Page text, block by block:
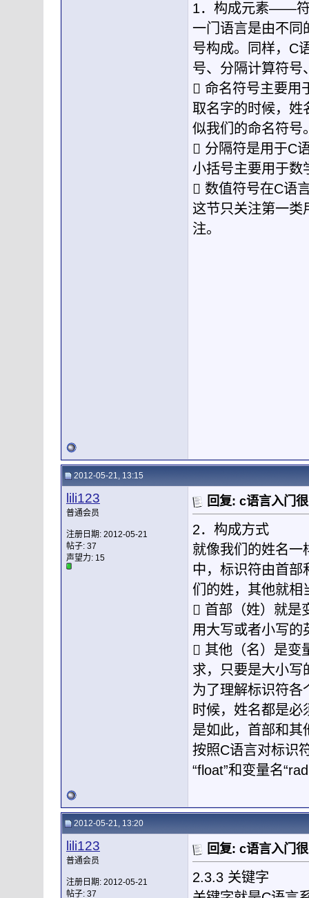
1．构成元素——
一门语言是由不同
号构成。同样，C
号、分隔计算符号
 命名符号主要用
取名字的时候，姓
似我们的命名符号
 分隔符是用于C
小括号主要用于数
 数值符号在C语
这节只关注第一类
注。
2012-05-21, 13:15
lili123
普通会员
注册日期: 2012-05-21
帖子: 37
声望力: 15
回复: c语言入门
2．构成方式
就像我们的姓名一
中，标识符由首部
们的姓，其他就相
 首部（姓）就是
用大写或者小写的
 其他（名）是变
求，只要是大小写
为了理解标识符各
时候，姓名都是
是如此，首部和其
按照C语言对标识
“float”和变量名
2012-05-21, 13:20
lili123
普通会员
注册日期: 2012-05-21
帖子: 37
回复: c语言入门
2.3.3 关键字